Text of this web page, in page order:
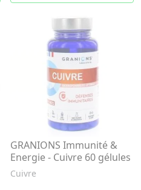
GRANIONS Immunité &
Energie - Cuivre 60 gélules
Cuivre